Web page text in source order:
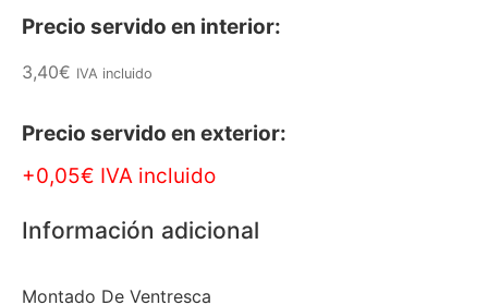
Precio servido en interior:
3,40€ IVA incluido
Precio servido en exterior:
+0,05€ IVA incluido
Información adicional
Montado De Ventresca